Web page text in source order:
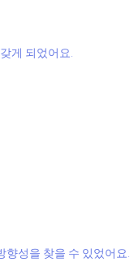
게 되었어요.
향성을 찾을 수 있었어요.